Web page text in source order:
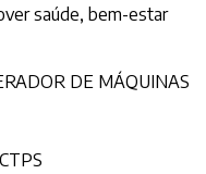
saúde, bem-estar
DE MÁQUINAS